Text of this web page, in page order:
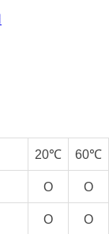
20℃ 60℃
O O
O O